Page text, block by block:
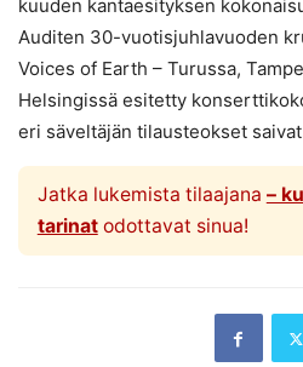
kuuden kantaesityksen
Auditen 30-vuotisjuhlavuoden
Voices of Earth – Turussa,
Helsingissä esitetty
eri säveltäjän tilausteokset
Jatka lukemista tilaajana –
tarinatodottavat sinua!